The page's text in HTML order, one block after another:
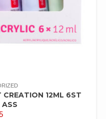
CREATION 12ML 6ST
ASS